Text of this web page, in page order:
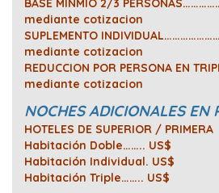
BASE MINMIO 2/3
mediante cotizacion
SUPLEMENTO
mediante cotizacion
REDUCCION POR PERSONA EN
mediante cotizacion
NOCHES ADICIONALES EN
HOTELES DE SUPERIOR / PRIMERA
Habitación Doble…….. US$
Habitación Individual. US$
Habitación Triple…….. US$